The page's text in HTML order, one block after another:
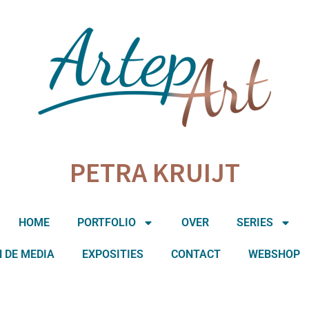
PETRA KRUIJT
HOME PORTFOLIO OVER SERIES
DE MEDIA EXPOSITIES CONTACT WEBSHOP